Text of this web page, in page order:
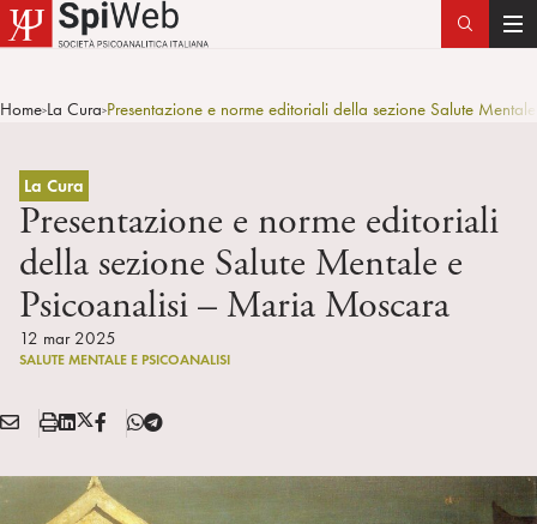
T
g
Home>La Cura>Presentazione e norme editoriali della sezione Salute
La Cura
Presentazione e norme editoriali
della sezione Salute Mentale e
Psicoanalisi – Maria Moscara
12 mar 2025
SALUTE MENTALE E PSICOANALISI
Condividi:
E
A
S
a
L
n
k
X
T
w
F
T
l